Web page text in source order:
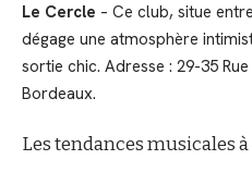
Le Cercle – Ce club, situe
dégage une atmosphère
sortie chic. Adresse : 29-35
Bordeaux.
Les tendances musicales